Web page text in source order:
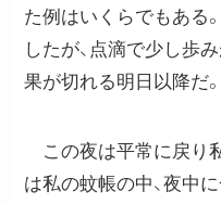
た例はいくらでもある
したが、点滴で少し歩
果が切れる明日以降だ。
この夜は平常に戻り
は私の蚊帳の中、夜中